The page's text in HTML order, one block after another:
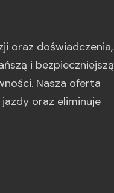
oraz doświadczenia,
i bezpieczniejszą
Nasza oferta
oraz eliminuje